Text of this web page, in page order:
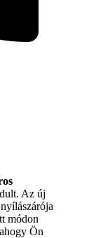
Az új
módon
Ön